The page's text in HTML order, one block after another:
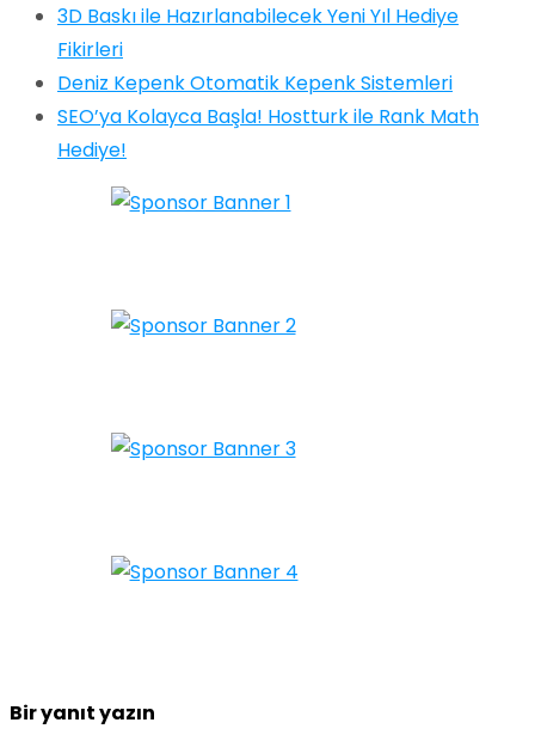
3D Baskı ile Hazırlanabilecek Yeni Yıl Hediye
Fikirleri
Deniz Kepenk Otomatik Kepenk Sistemleri
SEO’ya Kolayca Başla! Hostturk ile Rank Math
Hediye!
Bir yanıt yazın